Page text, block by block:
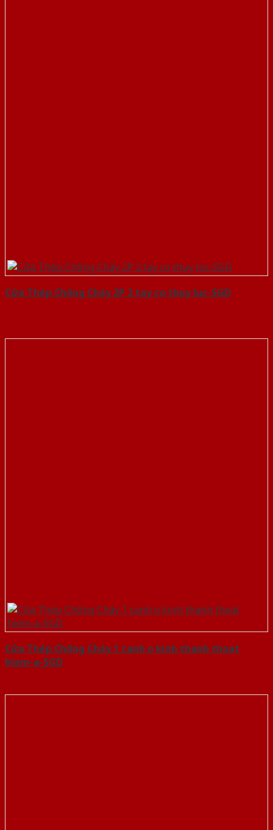
Cửa Thép Chống Cháy 2P 2 tay co thuy luc-SGD
Cửa Thép Chống Cháy 1 canh o kinh thanh thoat
hiem-a-SGD